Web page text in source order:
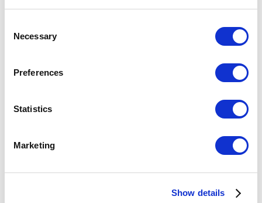
Necessary
Preferences
Statistics
Marketing
Show details
銀座線 日比谷線
東西線 有楽町線
副都心線
点検は、朝・夕ラッシュを避けた時間帯（9:00 ～17 :00）にて行います。
定期点検で、不良部品の交換等が必要となった場合は、緊急作業（延長作
業）を行う場合があります。